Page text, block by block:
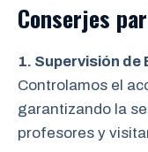
Conserjes
1. Supervisión
Controlamos el
garantizando la
profesores y